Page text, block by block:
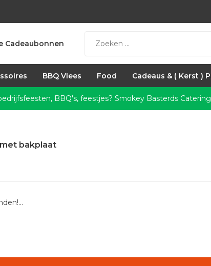
Cadeaubonnen
BBQ Vlees Food Cadeaus & ( Kerst )
BBQ's, feestjes? Smokey Basterds
bakplaat